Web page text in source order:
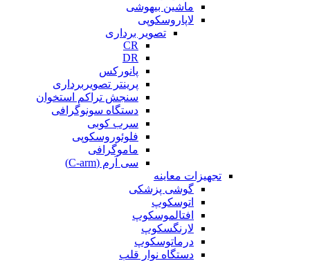
ماشین بیهوشی
لاپاروسکوپی
تصویر برداری
CR
DR
پانورکس
پرینتر تصویربرداری
سنجش تراکم استخوان
دستگاه سونوگرافی
سرب کوبی
فلوئوروسکوپی
ماموگرافی
سی آرم (C-arm)
تجهیزات معاینه
گوشی پزشکی
اتوسکوپ
افتالموسکوپ
لارنگسکوپ
درماتوسکوپ
دستگاه نوار قلب